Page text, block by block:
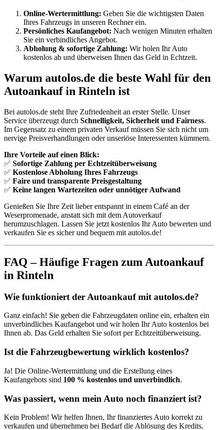
Online-Wertermittlung: Geben Sie die wichtigsten Daten
Ihres Fahrzeugs in unseren Rechner ein.
Persönliches Kaufangebot: Nach wenigen Minuten erhalten
Sie ein verbindliches Angebot.
Abholung & sofortige Zahlung: Wir holen Ihr Auto
kostenlos ab und überweisen Ihnen das Geld in Echtzeit.
Warum autolos.de die beste Wahl für den
Autoankauf in Rinteln ist
Bei autolos.de steht Ihre Zufriedenheit an erster Stelle. Unser
Service überzeugt durch Schnelligkeit, Sicherheit und Fairness.
Im Gegensatz zu einem privaten Verkauf müssen Sie sich nicht um
nervige Preisverhandlungen oder unseriöse Interessenten kümmern.
Ihre Vorteile auf einen Blick:
✅ Sofortige Zahlung per Echtzeitüberweisung
✅ Kostenlose Abholung Ihres Fahrzeugs
✅ Faire und transparente Preisgestaltung
✅ Keine langen Wartezeiten oder unnötiger Aufwand
Genießen Sie Ihre Zeit lieber entspannt in einem Café an der
Weserpromenade, anstatt sich mit dem Autoverkauf
herumzuschlagen. Lassen Sie jetzt kostenlos Ihr Auto bewerten und
verkaufen Sie es sicher und bequem mit autolos.de!
FAQ – Häufige Fragen zum Autoankauf
in Rinteln
Wie funktioniert der Autoankauf mit autolos.de?
Ganz einfach! Sie geben die Fahrzeugdaten online ein, erhalten ein
unverbindliches Kaufangebot und wir holen Ihr Auto kostenlos bei
Ihnen ab. Das Geld erhalten Sie sofort per Echtzeitüberweisung.
Ist die Fahrzeugbewertung wirklich kostenlos?
Ja! Die Online-Wertermittlung und die Erstellung eines
Kaufangebots sind 100 % kostenlos und unverbindlich.
Was passiert, wenn mein Auto noch finanziert ist?
Kein Problem! Wir helfen Ihnen, Ihr finanziertes Auto korrekt zu
verkaufen und übernehmen bei Bedarf die Ablösung des Kredits.